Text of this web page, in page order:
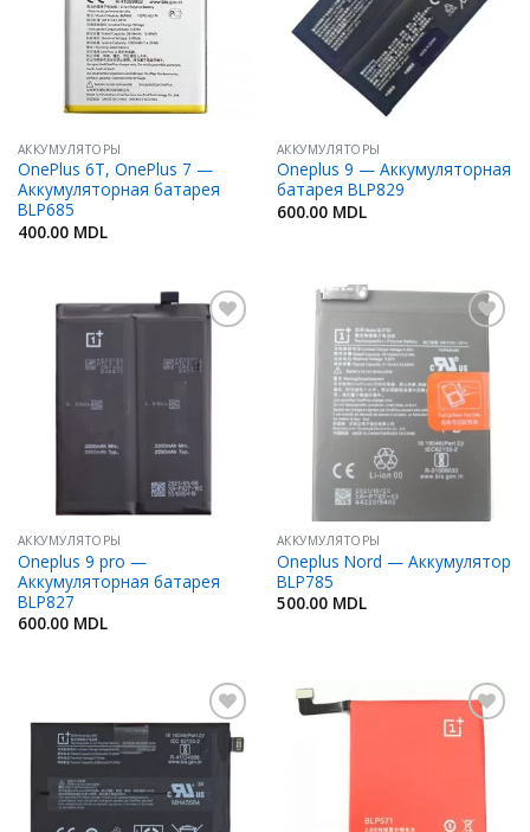
АККУМУЛЯТОРЫ
OnePlus 6T, OnePlus 7 —
Аккумуляторная батарея
BLP685
400.00 MDL
АККУМУЛЯТОРЫ
Oneplus 9 — Аккумуляторная
батарея BLP829
600.00 MDL
в
Избранное
АККУМУЛЯТОРЫ
Oneplus 9 pro —
Аккумуляторная батарея
BLP827
600.00 MDL
Добавить
в
Избранное
АККУМУЛЯТОРЫ
Oneplus Nord — Аккумулятор
BLP785
500.00 MDL
Добавить
в
Избранное
Добавить